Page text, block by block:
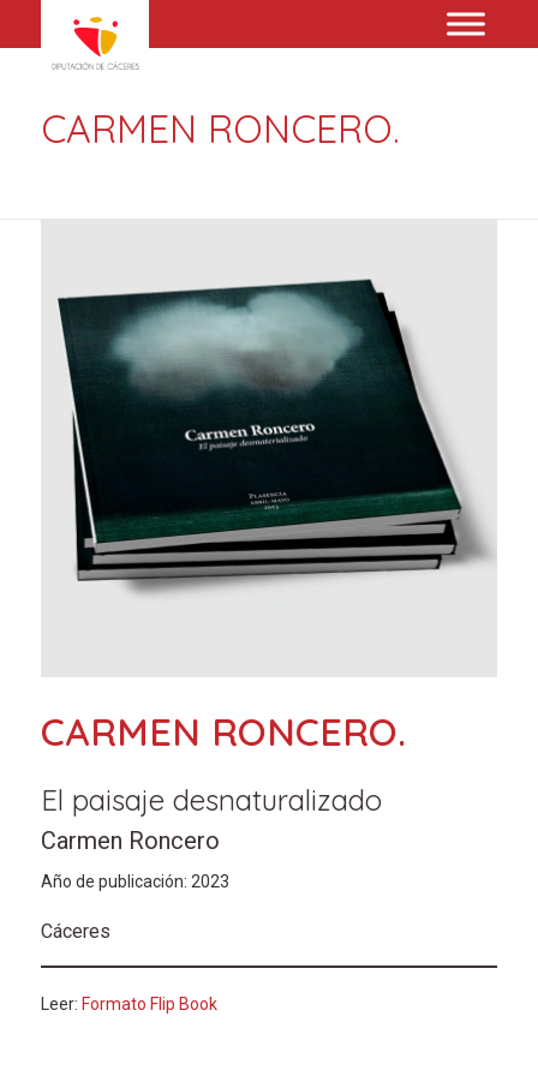
CARMEN RONCERO.
CARMEN RONCERO.
El paisaje desnaturalizado
Carmen Roncero
Año de publicación: 2023
Cáceres
Leer: Formato Flip Book